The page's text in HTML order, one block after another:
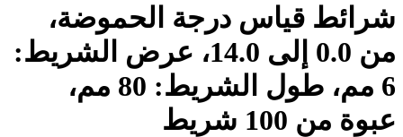
شرائط قياس درجة الحموضة،
من 0.0 إلى 14.0، عرض الشريط:
6 مم، طول الشريط: 80 مم،
عبوة من 100 شريط